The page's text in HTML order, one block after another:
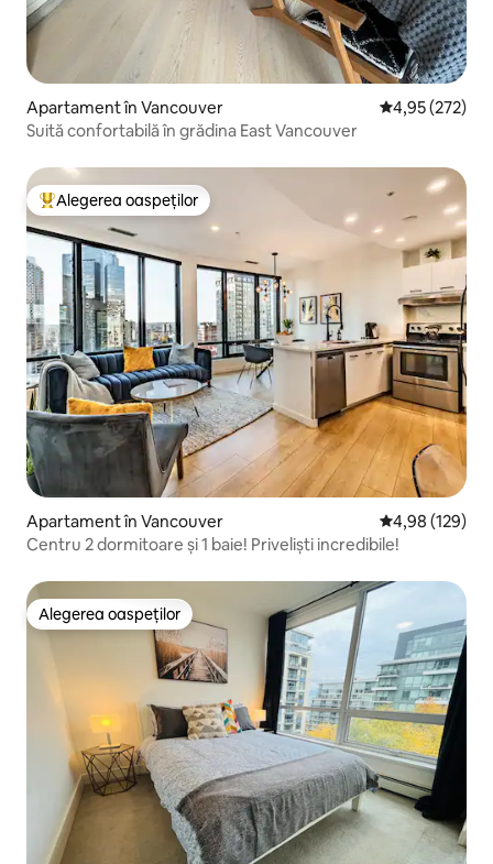
Apartament în Vancouver Scor mediu de
4,95 (272)
Suită confortabilă în grădina East Vancouver
Locuință din topul categoriei Alegerea oaspeților
Alegerea oaspeților
Apartament în Vancouver Scor mediu de
4,98 (129)
Centru 2 dormitoare și 1 baie! Priveliști incredibile!
Alegerea oaspeților
Alegerea oaspeților